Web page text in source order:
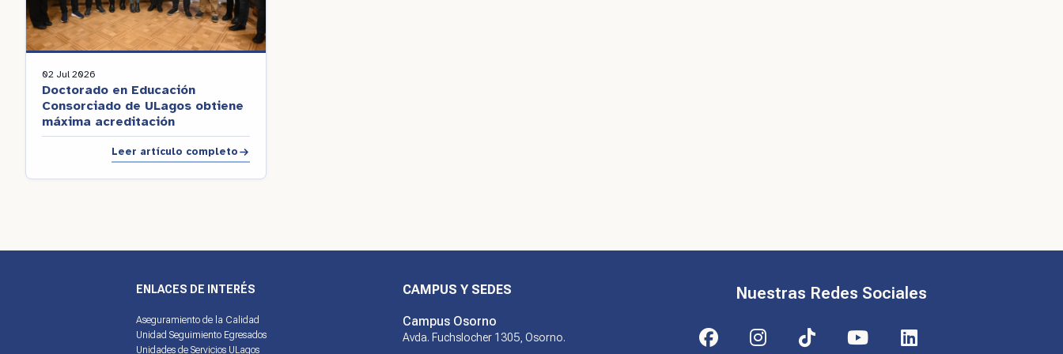
02 Jul 2026
Doctorado en Educación
Consorciado de ULagos obtiene
máxima acreditación
Leer artículo completo
ENLACES DE INTERÉS
Aseguramiento de la Calidad
Unidad Seguimiento Egresados
Unidades de Servicios ULagos
CAMPUS Y SEDES
Campus Osorno
Avda. Fuchslocher 1305, Osorno.
Nuestras Redes Sociales